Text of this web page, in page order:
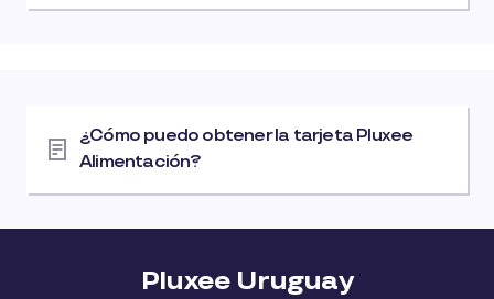
¿Cómo puedo obtener la tarjeta Pluxee
Alimentación?
Pluxee Uruguay